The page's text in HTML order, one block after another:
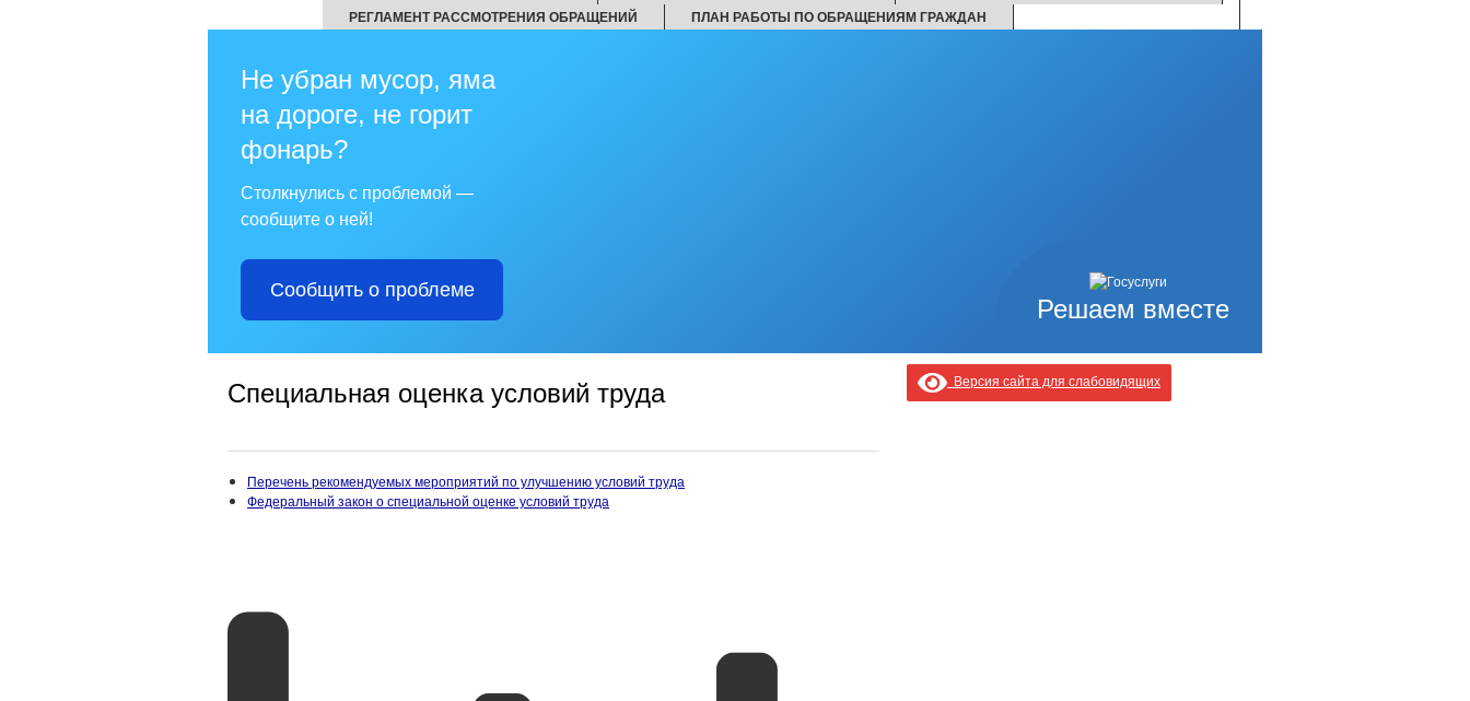
РЕГЛАМЕНТ РАССМОТРЕНИЯ ОБРАЩЕНИЙ
ПЛАН РАБОТЫ ПО ОБРАЩЕНИЯМ ГРАЖДАН
Решаем вместе
Не убран мусор, яма
на дороге, не горит
фонарь?
Столкнулись с проблемой —
сообщите о ней!
Сообщить о проблеме
Специальная оценка условий труда
Перечень рекомендуемых мероприятий по улучшению условий труда
Федеральный закон о специальной оценке условий труда
Версия сайта для слабовидящих